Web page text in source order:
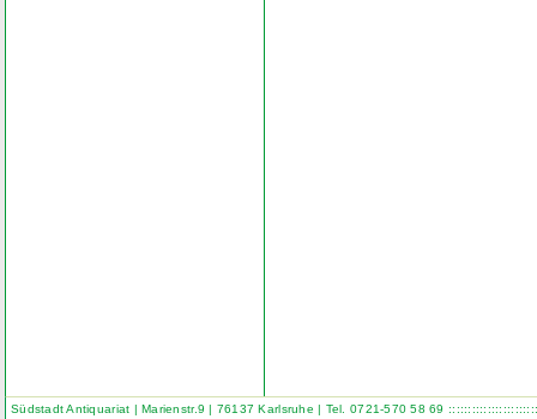
Südstadt Antiquariat | Marienstr.9 | 76137 Karlsruhe | Tel. 0721-570 58 69